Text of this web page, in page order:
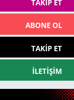
TAKIP ET
ABONE OL
TAKIP ET
İLETIŞIM